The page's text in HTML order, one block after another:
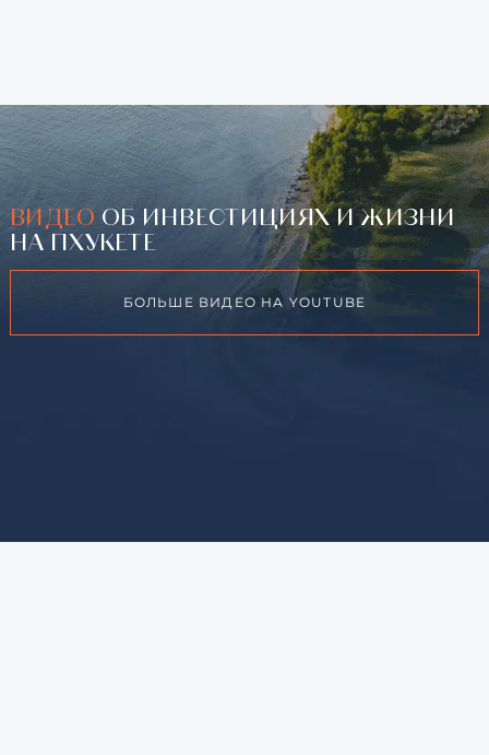
ВИДЕО ОБ ИНВЕСТИЦИЯХ И ЖИЗНИ
НА ПХУКЕТЕ
БОЛЬШЕ ВИДЕО НА YOUTUBE